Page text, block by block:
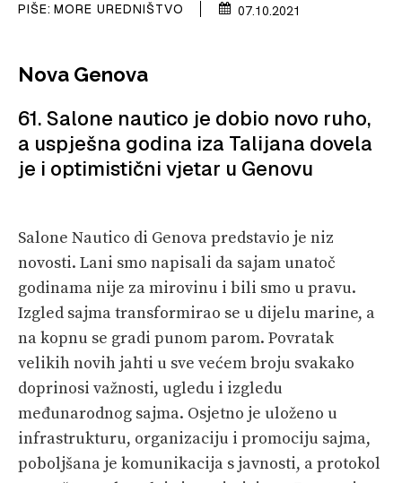
PIŠE: MORE UREDNIŠTVO 07.10.2021
Nova Genova
61. Salone nautico je dobio novo ruho,
a uspješna godina iza Talijana dovela
je i optimistični vjetar u Genovu
Salone Nautico di Genova predstavio je niz
novosti. Lani smo napisali da sajam unatoč
godinama nije za mirovinu i bili smo u pravu.
Izgled sajma transformirao se u dijelu marine, a
na kopnu se gradi punom parom. Povratak
velikih novih jahti u sve većem broju svakako
doprinosi važnosti, ugledu i izgledu
međunarodnog sajma. Osjetno je uloženo u
infrastrukturu, organizaciju i promociju sajma,
poboljšana je komunikacija s javnosti, a protokol